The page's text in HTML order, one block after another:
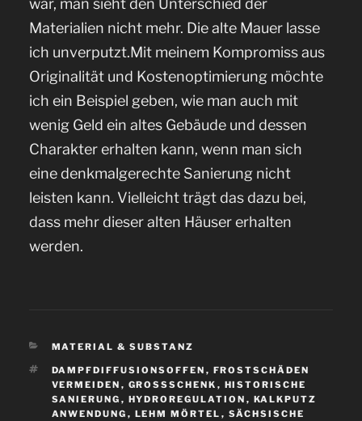
war, man sieht den Unterschied der
Materialien nicht mehr. Die alte Mauer lasse
ich unverputzt.Mit meinem Kompromiss aus
Originalität und Kostenoptimierung möchte
ich ein Beispiel geben, wie man auch mit
wenig Geld ein altes Gebäude und dessen
Charakter erhalten kann, wenn man sich
eine denkmalgerechte Sanierung nicht
leisten kann. Vielleicht trägt das dazu bei,
dass mehr dieser alten Häuser erhalten
werden.
KATEGORIEN
MATERIAL & SUBSTANZ
SCHLAGWÖRTER
DAMPFDIFFUSIONSOFFEN , FROSTSCHÄDEN
VERMEIDEN , GROSSSCHENK , HISTORISCHE
SANIERUNG , HYDROREGULATION , KALKPUTZ
ANWENDUNG , LEHM MÖRTEL , SÄCHSISCHE